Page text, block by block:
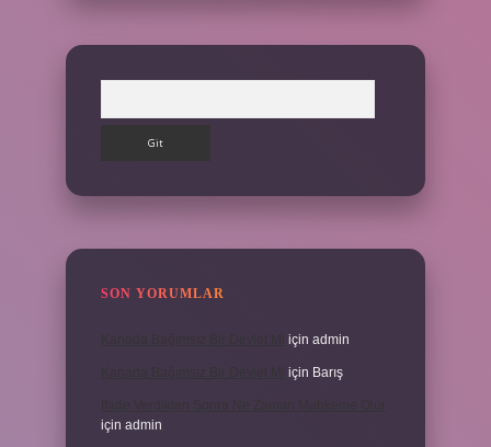
SON YORUMLAR
için admin
için Barış
için admin